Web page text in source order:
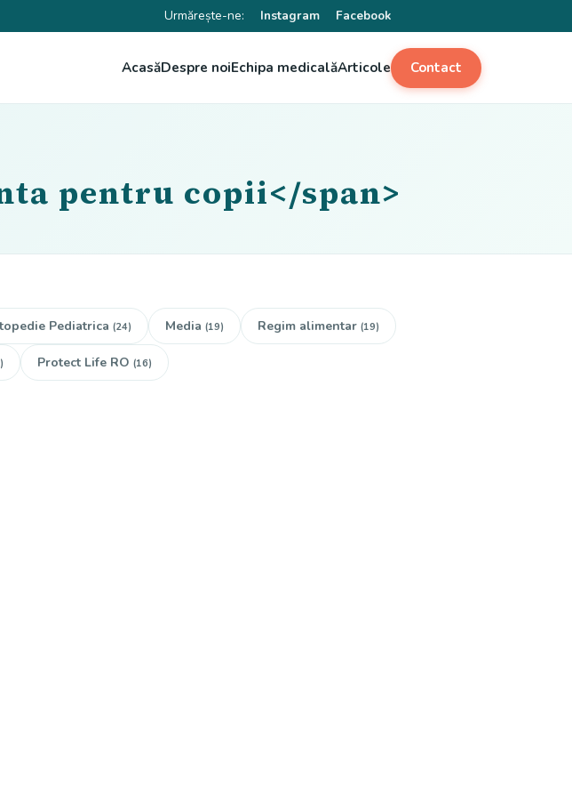
Urmărește-ne: Instagram Facebook
AcasăDespre noiEchipa medicalăArticole Contact
pentru copii</span>
Pediatrica (24) Media (19) Regim alimentar (19)
Protect Life RO (16)